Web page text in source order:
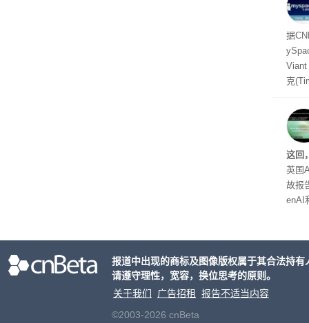
出震
据
Viant
克
合
户对
算
老牌
这回
英国
故报
enAI
报道中出现的商标及图像版权属于其合法持
请遵守理性，宽容，换位思考的原则。
关于我们
广告招租
报告不适当内容
©2003-2026 cnBeta